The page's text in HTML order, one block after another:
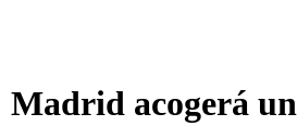
Madrid acogerá un